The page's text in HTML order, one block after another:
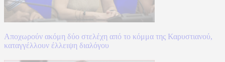
Αποχωρούν ακόμη δύο στελέχη από το κόμμα της Καρυστιανού,
καταγγέλλουν έλλειψη διαλόγου